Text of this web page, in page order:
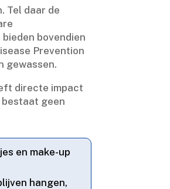
Tel daar de
bovendien
Prevention
gewassen.​
directe impact
geen
en make-up
hangen,